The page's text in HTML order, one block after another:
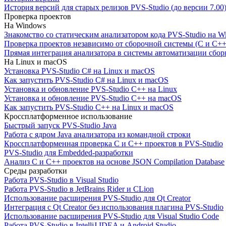
История версий для старых релизов PVS-Studio (до версии 7.00)
Проверка проектов
На Windows
Знакомство со статическим анализатором кода PVS-Studio на
Проверка проектов независимо от сборочной системы (C и
Прямая интеграция анализатора в системы автоматизации
На Linux и macOS
Установка PVS-Studio C# на Linux и macOS
Как запустить PVS-Studio C# на Linux и macOS
Установка и обновление PVS-Studio C++ на Linux
Установка и обновление PVS-Studio C++ на macOS
Как запустить PVS-Studio C++ на Linux и macOS
Кроссплатформенное использование
Быстрый запуск PVS-Studio Java
Работа с ядром Java анализатора из командной строки
Кроссплатформенная проверка C и C++ проектов в PVS-Studio
PVS-Studio для Embedded-разработки
Анализ C и C++ проектов на основе JSON Compilation Database
Среды разработки
Работа PVS-Studio в Visual Studio
Работа PVS-Studio в JetBrains Rider и CLion
Использование расширения PVS-Studio для Qt Creator
Интеграция с Qt Creator без использования плагина PVS-Studio
Использование расширения PVS-Studio для Visual Studio Code